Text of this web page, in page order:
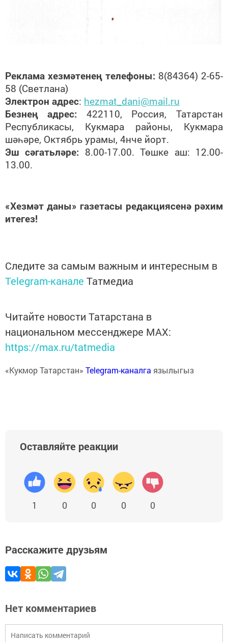
Реклама хезмәтенең телефоны: 8(84364) 2-65-
58 (Светлана)
Электрон адрес: hezmat_dani@mail.ru
Безнең
адрес: 422110, Россия, Татарстан
Республикасы, Кукмара районы, Кукмара
шәһәре, Октябрь урамы, 4нче йорт.
Эш сәгатьләре: 8.00-17.00. Төшке аш: 12.00-
13.00.
«Хезмәт даны» газетасы редакциясенә рәхим
итегез!
Следите за самым важным и интересным в
Telegram-канале Татмедиа
Читайте новости Татарстана в
национальном мессенджере MАХ:
https://max.ru/tatmedia
«Кукмор Татарстан» Telegram-каналга язылыгыз
Оставляйте реакции
1 0 0 0 0
Расскажите друзьям
Нет комментариев